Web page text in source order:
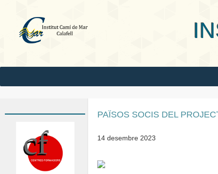
INS
PAÏSOS SOCIS DEL
14 desembre 2023